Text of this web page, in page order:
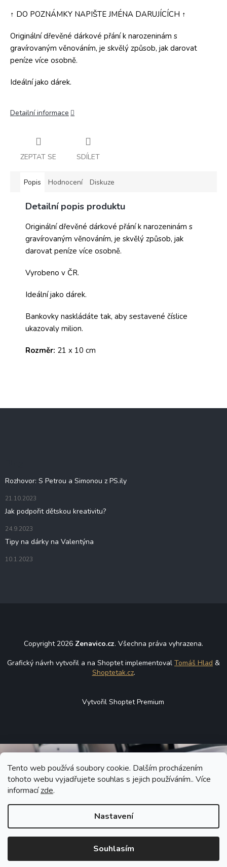
Tento web používá soubory cookie. Dalším procházením
tohoto webu vyjadřujete souhlas s jejich používáním.. Více
informacízde.
Nastavení
Souhlasím
↑ DO POZNÁMKY NAPIŠTE JMÉNA DARUJÍCÍCH ↑
Originální dřevěné dárkové přání k narozeninám s
gravírovaným věnováním, je skvělý způsob, jak darovat
peníze více osobně.
Ideální jako dárek.
Detailní informace
ZEPTAT SE SDÍLET
Popis Hodnocení Diskuze
Detailní popis produktu
Originální dřevěné dárkové přání k narozeninám s
gravírovaným věnováním, je skvělý způsob, jak
darovat peníze více osobně.
Vyrobeno v ČR.
Ideální jako dárek.
Bankovky naskládáte tak, aby sestavené číslice
ukazovaly milion.
Rozměr: 21 x 10 cm
Rozhovor: S Petrou a Simonou z PS.ily
21.10.2023
Jak podpořit dětskou kreativitu?
24.9.2023
Tipy na dárky na Valentýna
10.1.2023
Copyright 2026 Zenavico.cz. Všechna práva vyhrazena.
Grafický návrh vytvořil a na Shoptet implementoval Tomáš Hlad &
Shoptetak.cz.
Vytvořil Shoptet Premium